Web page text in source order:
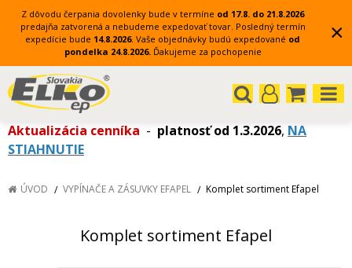
Z dôvodu čerpania dovolenky bude v termíne od 17.8. do 21.8.2026
predajňa zatvorená a nebudeme expedovať tovar. Posledný termín
expedície bude 14.8.2026. Vaše objednávky budú expedované od
pondelka 24.8.2026. Ďakujeme za pochopenie
×
Aktualizácia cenníka - platnosť od 1.3.2026, NA
STIAHNUTIE
ÚVOD VYPÍNAČE A ZÁSUVKY EFAPEL Komplet sortiment Efapel
Komplet sortiment Efapel